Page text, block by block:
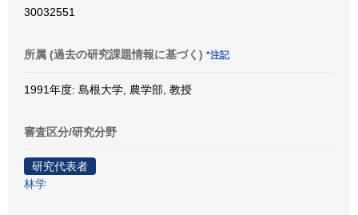
30032551
所属 (過去の研究課題情報に基づく) *注記
1991年度: 島根大学, 農学部, 教授
審査区分/研究分野
研究代表者
林学